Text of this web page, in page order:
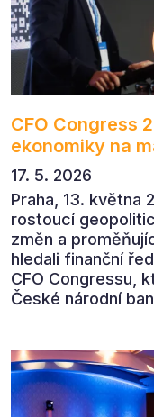
CFO Congress
ekonomiky na
17. 5. 2026
Praha, 13. května
rostoucí
změn a
hledali finanční
CFO Congressu,
České národní
automatizaci,